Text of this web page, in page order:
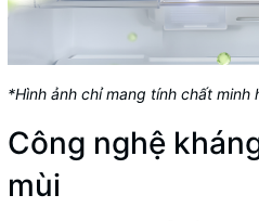
*Hình ảnh chỉ mang tính chất minh
Công nghệ
mùi